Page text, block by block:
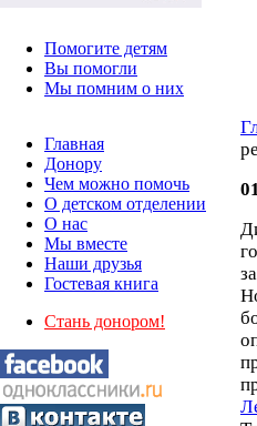
Помогите детям
Вы помогли
Мы помним о них
Главная
Донору
Чем можно помочь
О детском отделении
О нас
Мы вместе
Наши друзья
Гостевая книга
Стань донором!